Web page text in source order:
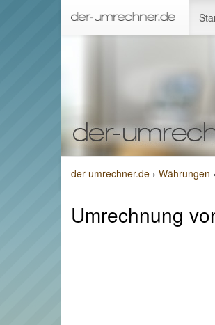
der-umrechner.de › Währungen ›
Umrechnung